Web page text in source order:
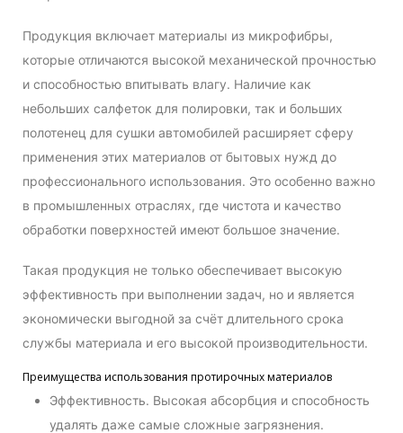
Продукция включает материалы из микрофибры,
которые отличаются высокой механической прочностью
и способностью впитывать влагу. Наличие как
небольших салфеток для полировки, так и больших
полотенец для сушки автомобилей расширяет сферу
применения этих материалов от бытовых нужд до
профессионального использования. Это особенно важно
в промышленных отраслях, где чистота и качество
обработки поверхностей имеют большое значение.
Такая продукция не только обеспечивает высокую
эффективность при выполнении задач, но и является
экономически выгодной за счёт длительного срока
службы материала и его высокой производительности.
Преимущества использования протирочных материалов
Эффективность. Высокая абсорбция и способность
удалять даже самые сложные загрязнения.